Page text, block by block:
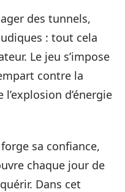
des tunnels,
: tout cela
Le jeu s’impose
contre la
d’énergie
sa confiance,
chaque jour de
Dans cet